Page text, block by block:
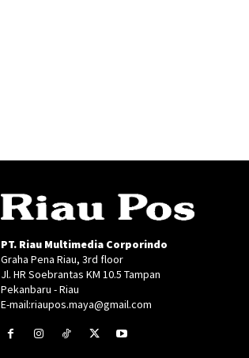
PT. Riau Multimedia Corporindo
Graha Pena Riau, 3rd floor
Jl. HR Soebrantas KM 10.5 Tampan
Pekanbaru - Riau
E-mail:riaupos.maya@gmail.com